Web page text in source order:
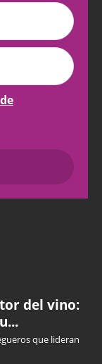
del vino:
que lideran